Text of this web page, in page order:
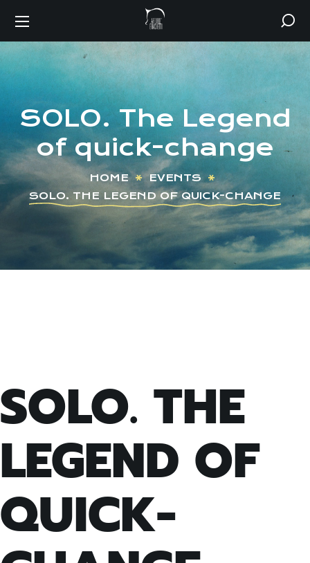
SOLO. The Legend
of quick-change
HOME
EVENTS
SOLO. THE LEGEND OF QUICK-CHANGE
SOLO. THE
LEGEND OF
QUICK-